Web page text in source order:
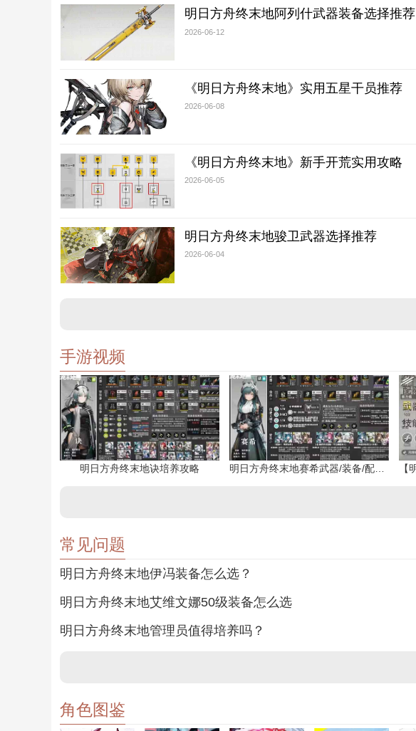
明日方舟终末地阿列什武器装备选择推荐
2026-06-12
《明日方舟终末地》实用五星干员推荐
2026-06-08
《明日方舟终末地》新手开荒实用攻略
2026-06-05
明日方舟终末地骏卫武器选择推荐
2026-06-04
手游视频
明日方舟终末地诀培养攻略 明日方舟终末地赛希武器/装备/配装/配队攻略
常见问题
明日方舟终末地伊冯装备怎么选？
明日方舟终末地艾维文娜50级装备怎么选
明日方舟终末地管理员值得培养吗？
角色图鉴